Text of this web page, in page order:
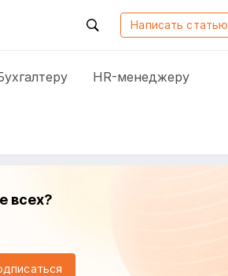
Написать статью
HR-менеджеру
всех?